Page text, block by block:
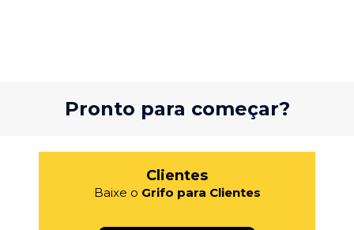
Pronto para começar?
Clientes
Baixe o Grifo para Clientes